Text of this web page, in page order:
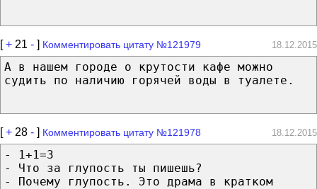
[+ 21 - ] Комментировать цитату №121979 18.12.2015
А в нашем городе о крутости кафе можно
судить по наличию горячей воды в туалете.
[+ 28 - ] Комментировать цитату №121978 18.12.2015
- 1+1=3
- Что за глупость ты пишешь?
- Почему глупость. Это драма в кратком